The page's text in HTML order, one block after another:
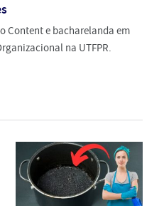
Content e bacharelanda em
na UTFPR.